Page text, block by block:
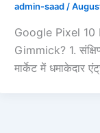
admin-saad/
Google Pixel 10
Gimmick? 1.
मार्केट में धमाकेदार